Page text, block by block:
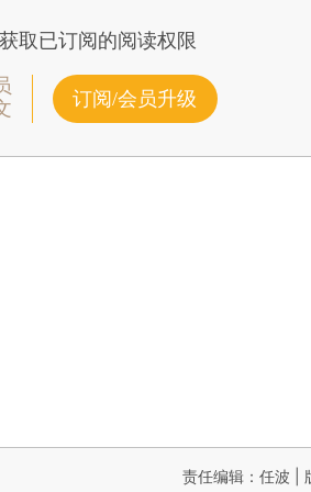
取已订阅的阅读权限
订阅/会员升级
责任编辑：任波 |